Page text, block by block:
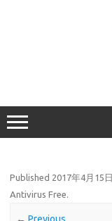
Published 2017年4月15日
Antivirus Free.